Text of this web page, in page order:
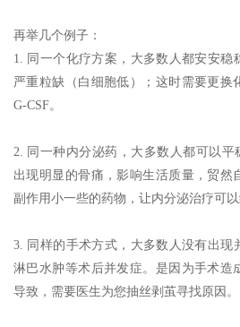
再举几个例子：
1. 同一个化疗方案，大多数人都安安稳
严重粒缺（白细胞低）；这时需要更换
G-CSF。
2. 同一种内分泌药，大多数人都可以平
出现明显的骨痛，影响生活质量，贸然
副作用小一些的药物，让内分泌治疗可以
3. 同样的手术方式，大多数人没有出现
淋巴水肿等术后并发症。是因为手术造
导致，需要医生为您抽丝剥茧寻找原因。